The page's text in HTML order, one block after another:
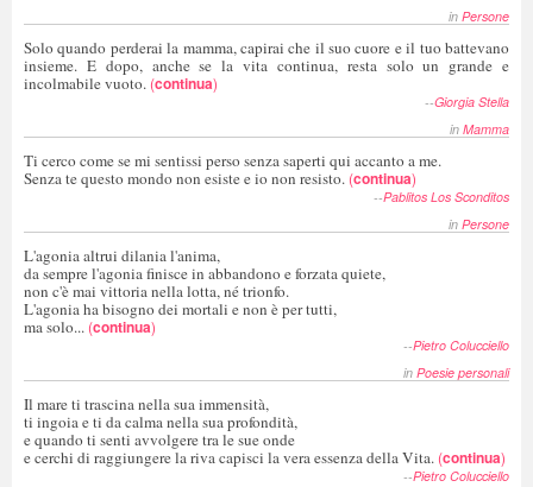
in Persone
Solo quando perderai la mamma, capirai che il suo cuore e il tuo battevano
insieme. E dopo, anche se la vita continua, resta solo un grande e
incolmabile vuoto. (continua)
--Giorgia Stella
in Mamma
Ti cerco come se mi sentissi perso senza saperti qui accanto a me.
Senza te questo mondo non esiste e io non resisto. (continua)
--Pablitos Los Sconditos
in Persone
L'agonia altrui dilania l'anima,
da sempre l'agonia finisce in abbandono e forzata quiete,
non c'è mai vittoria nella lotta, né trionfo.
L'agonia ha bisogno dei mortali e non è per tutti,
ma solo... (continua)
--Pietro Colucciello
in Poesie personali
Il mare ti trascina nella sua immensità,
ti ingoia e ti da calma nella sua profondità,
e quando ti senti avvolgere tra le sue onde
e cerchi di raggiungere la riva capisci la vera essenza della Vita. (continua)
--Pietro Colucciello